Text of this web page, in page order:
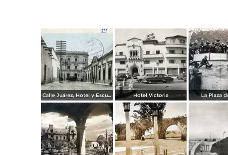
Calle Juárez, Hotel y Escuela Oficial No. 136 Hotel Victoria La Plaza